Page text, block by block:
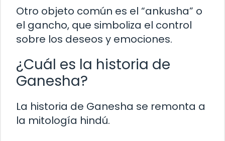
Otro objeto común es el “ankusha” o
el gancho, que simboliza el control
sobre los deseos y emociones.
¿Cuál es la historia de
Ganesha?
La historia de Ganesha se remonta a
la mitología hindú.